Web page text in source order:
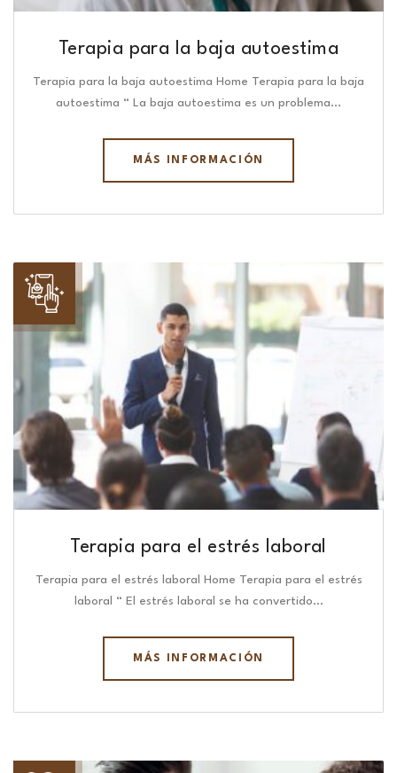
Terapia para la baja autoestima
Terapia para la baja autoestima Home Terapia para la baja
autoestima “ La baja autoestima es un problema…
MÁS INFORMACIÓN
Terapia para el estrés laboral
Terapia para el estrés laboral Home Terapia para el estrés
laboral “ El estrés laboral se ha convertido…
MÁS INFORMACIÓN